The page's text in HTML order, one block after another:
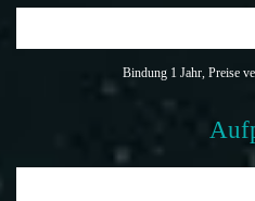
Bindung 1 Jahr, Preise